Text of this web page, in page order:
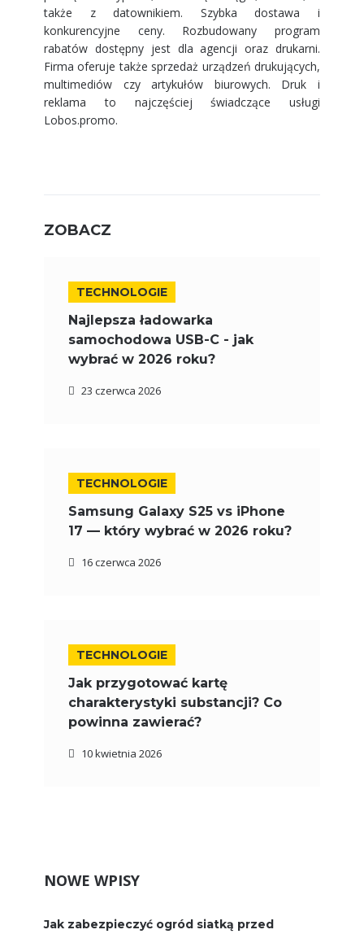
także z datownikiem. Szybka dostawa i
konkurencyjne ceny. Rozbudowany program
rabatów dostępny jest dla agencji oraz drukarni.
Firma oferuje także sprzedaż urządzeń drukujących,
multimediów czy artykułów biurowych. Druk i
reklama to najczęściej świadczące usługi
Lobos.promo.
ZOBACZ
TECHNOLOGIE
Najlepsza ładowarka
samochodowa USB-C - jak
wybrać w 2026 roku?
23 czerwca 2026
TECHNOLOGIE
Samsung Galaxy S25 vs iPhone
17 — który wybrać w 2026 roku?
16 czerwca 2026
TECHNOLOGIE
Jak przygotować kartę
charakterystyki substancji? Co
powinna zawierać?
10 kwietnia 2026
NOWE WPISY
Jak zabezpieczyć ogród siatką przed